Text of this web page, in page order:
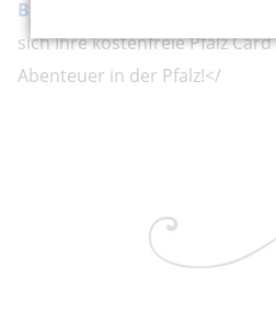
Buchen Sie jetzt Ihren
sich Ihre kostenfreie Pfalz
Abenteuer in der Pfalz!</